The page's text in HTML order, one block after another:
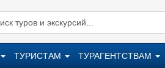
ТУРИСТАМ ТУРАГЕНТСТВАМ